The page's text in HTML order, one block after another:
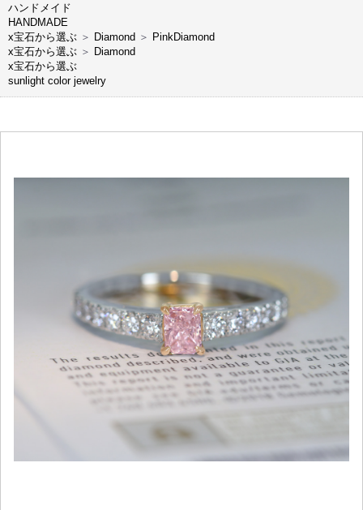
ハンドメイド
HANDMADE
x宝石から選ぶ ＞ Diamond ＞ PinkDiamond
x宝石から選ぶ ＞ Diamond
x宝石から選ぶ
sunlight color jewelry